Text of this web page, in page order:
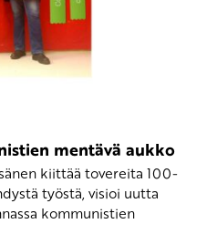
mentävä aukko
kiittää tovereita 100-
työstä, visioi uutta
kommunistien